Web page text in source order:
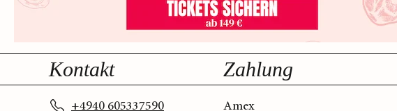
Kontakt
+4940 605337590
Zahlung
Amex